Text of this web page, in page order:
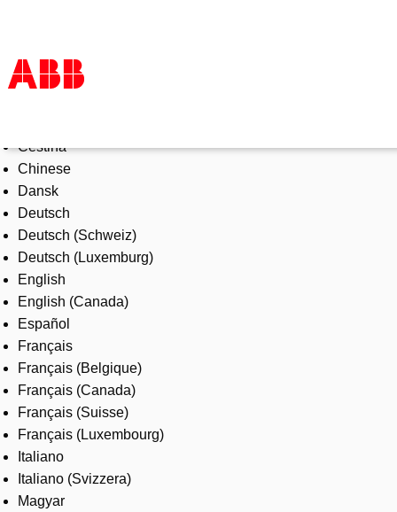
Products & Solutions
Industries
Services
About us
Where to buy
Contact us
Careers
Čeština
Chinese
Dansk
Deutsch
Deutsch (Schweiz)
Deutsch (Luxemburg)
English
English (Canada)
Español
Français
Français (Belgique)
Français (Canada)
Français (Suisse)
Français (Luxembourg)
Italiano
Italiano (Svizzera)
Magyar